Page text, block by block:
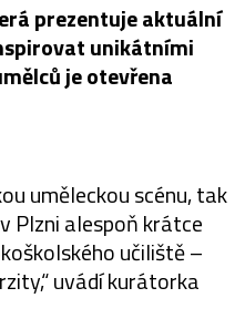
prezentuje aktuální
unikátními
je otevřena
uměleckou scénu, tak
Plzni alespoň krátce
učiliště –
uvádí kurátorka